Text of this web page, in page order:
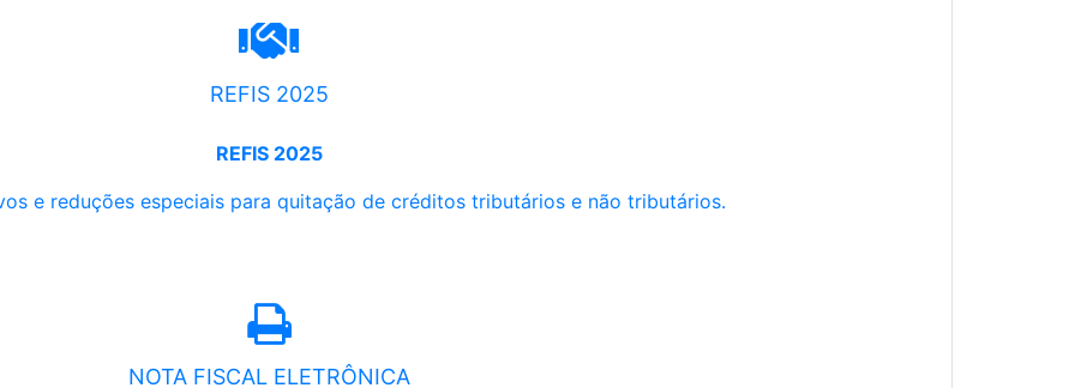
REFIS 2025
REFIS 2025
e reduções especiais para quitação de créditos tributários e não tributários.
NOTA FISCAL ELETRÔNICA